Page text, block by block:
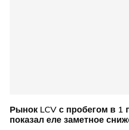
Рынок LCV с пробегом в 1
показал еле заметное